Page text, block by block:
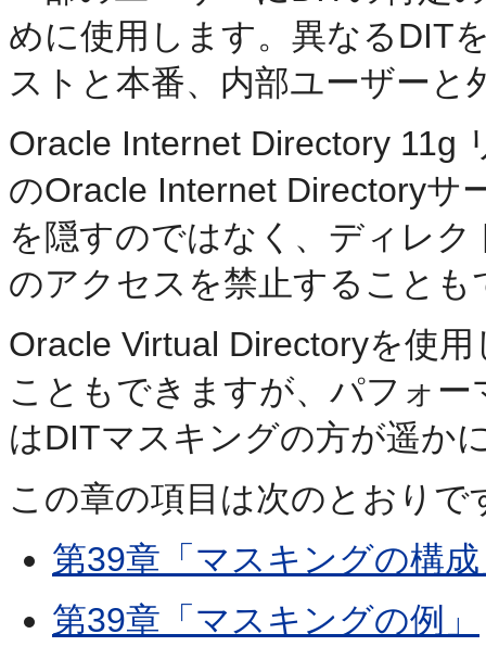
めに使用します。異なるDIT
ストと本番、内部ユーザー
Oracle Internet Directory 11g
のOracle Internet Directoryサ
を隠すのではなく、ディレ
のアクセスを禁止することも
Oracle Virtual Directoryを使
こともできますが、パフォ
はDITマスキングの方が遥か
この章の項目は次のとおりで
第39章「マスキングの構
第39章「マスキングの例」